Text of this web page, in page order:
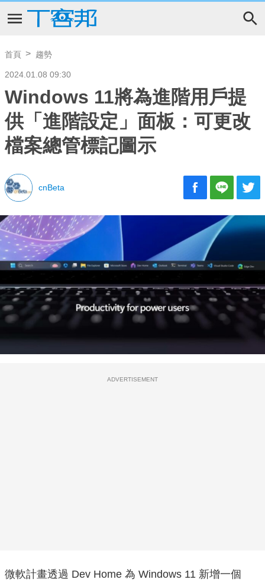
首頁 趨勢
2024.01.08 09:30
Windows 11將為進階用戶提
供「進階設定」面板：可更改
檔案總管標記圖示
cnBeta
ADVERTISEMENT
微軟計畫透過 Dev Home 為 Windows 11 新增一個